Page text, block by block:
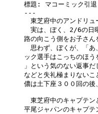
標題: マコーミック引退
---
東芝府中のアンドリュ
実は、ぼく、2/6の日
路の向こう側をお子さん
思わず、ぼくが、「あ
ック選手はこっちのほ
」という気のない返事
などと失礼極まりない
儂は土下座３００回の後
東芝府中のキャプテン
平尾ジャパンのキャプ